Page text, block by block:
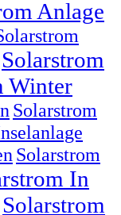
Anlage
Solarstrom
Winter
Solarstrom
Solarstrom
In
Solarstrom